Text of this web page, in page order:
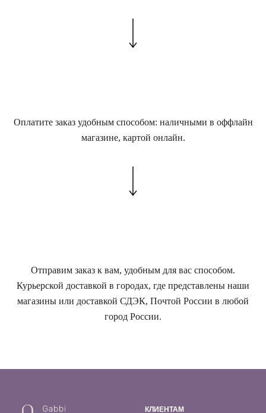
Оплатите заказ удобным способом: наличными в оффлайн
магазине, картой онлайн.
Отправим заказ к вам, удобным для вас способом.
Курьерской доставкой в городах, где представлены наши
магазины или доставкой СДЭК, Почтой России в любой
город России.
КЛИЕНТАМ